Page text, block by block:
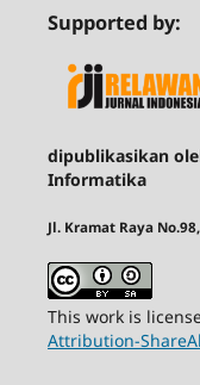
Supported by:
dipublikasikan
Informatika
Jl. Kramat Raya
This work is
Attribution-